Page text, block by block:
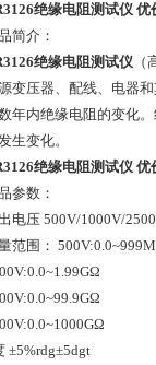
绝缘电阻测试仪 优
简介：
绝缘电阻测试仪
变压器、配线、电器
年内绝缘电阻的变化
生变化。
绝缘电阻测试仪 优
参数：
电压 500V/1000V/
范围：
±5%rdg±5dgt